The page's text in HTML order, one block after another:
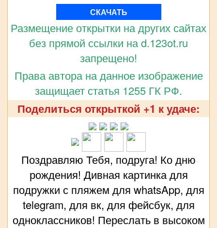
СКАЧАТЬ
Размещение открытки на других сайтах
без прямой ссылки на d.123ot.ru
запрещено!
Права автора на данное изображение
защищает статья 1255 ГК РФ.
Поделиться открыткой +1 к удаче:
Поздравляю Тебя, подруга! Ко дню
рождения! Дивная картинка для
подружки с пляжем для whatsApp, для
telegram, для вк, для фейсбук, для
одноклассников! Переслать в высоком